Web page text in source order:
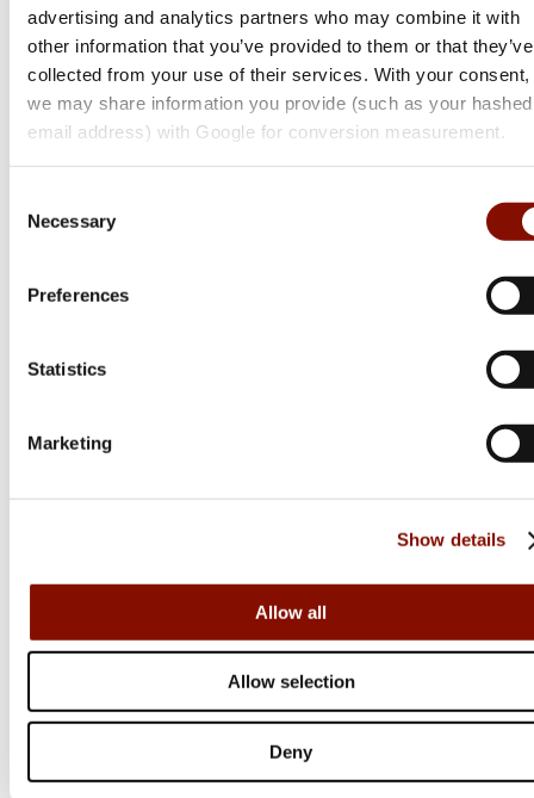
advertising and analytics partners who may combine it with
other information that you’ve provided to them or that they’ve
collected from your use of their services. With your consent,
we may share information you provide (such as your hashed
email address) with Google for conversion measurement.
Selection
Necessary
Preferences
Statistics
Marketing
Show details
Allow all
Allow selection
Deny
Lapua
Från 816 kr